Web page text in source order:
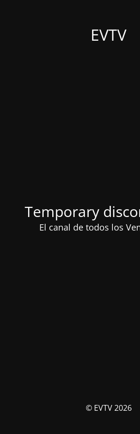
EVTV
Temporary
El canal de todos los
© EVTV 2026